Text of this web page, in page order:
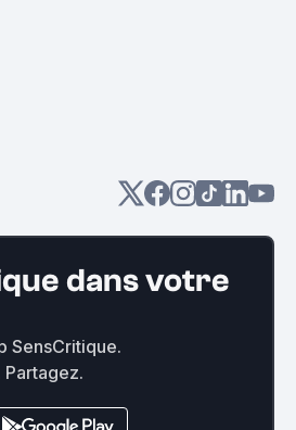
dans votre
SensCritique.